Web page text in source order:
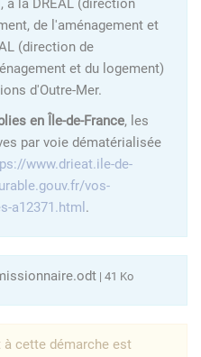
à la DREAL (direction
de l'aménagement et
(direction de
et du logement)
d'Outre-Mer.
en Île-de-France, les
par voie dématérialisée
www.drieat.ile-de-
vos-
a12371.html .
| 41 Ko
cette démarche est